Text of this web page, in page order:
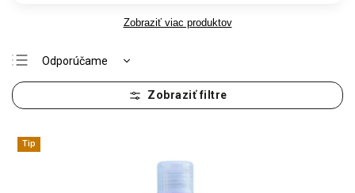
Zobraziť viac produktov
Odporúčame
Najlacnejšie
Najdrahšie
Tip